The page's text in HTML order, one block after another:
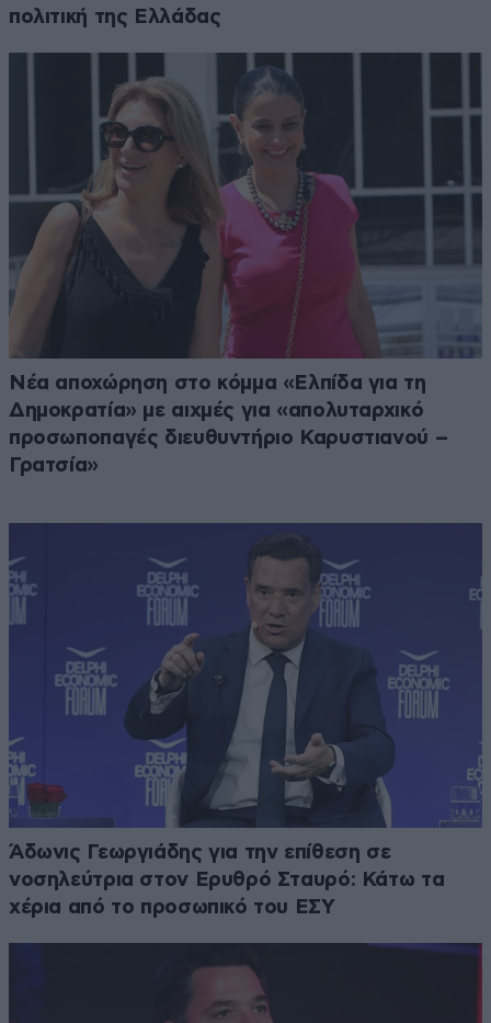
πολιτική της Ελλάδας
Νέα αποχώρηση στο κόμμα «Ελπίδα για τη
Δημοκρατία» με αιχμές για «απολυταρχικό
προσωποπαγές διευθυντήριο Καρυστιανού –
Γρατσία»
Άδωνις Γεωργιάδης για την επίθεση σε
νοσηλεύτρια στον Ερυθρό Σταυρό: Κάτω τα
χέρια από το προσωπικό του ΕΣΥ